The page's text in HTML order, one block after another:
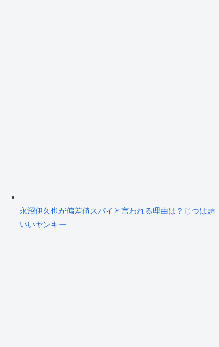
永沼伊久也が偏差値スパイと言われる理由は？じつは頭
いいヤンキー